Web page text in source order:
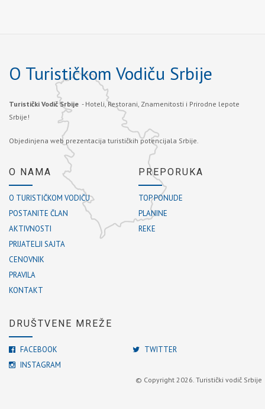
O Turističkom Vodiču Srbije
Turistički Vodič Srbije - Hoteli, Restorani, Znamenitosti i Prirodne lepote
Srbije!
Objedinjena web prezentacija turističkih potencijala Srbije.
O NAMA
O TURISTIČKOM VODIČU
POSTANITE ČLAN
AKTIVNOSTI
PRIJATELJI SAJTA
CENOVNIK
PRAVILA
KONTAKT
PREPORUKA
TOP PONUDE
PLANINE
REKE
DRUŠTVENE MREŽE
FACEBOOK
TWITTER
INSTAGRAM
© Copyright 2026. Turistički vodič Srbije